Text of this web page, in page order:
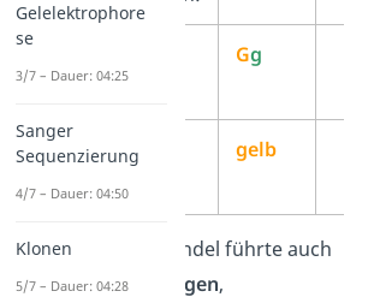
Genotyp
Generation:
Gg
Phänotypder F1-
Generation:
gelb
Schon gewusst?
Mendel führte auch
immerRückkreuzungen,
Gelelektrophore
se
3/7 – Dauer: 04:25
Sanger
Sequenzierung
4/7 – Dauer: 04:50
Klonen
5/7 – Dauer: 04:28